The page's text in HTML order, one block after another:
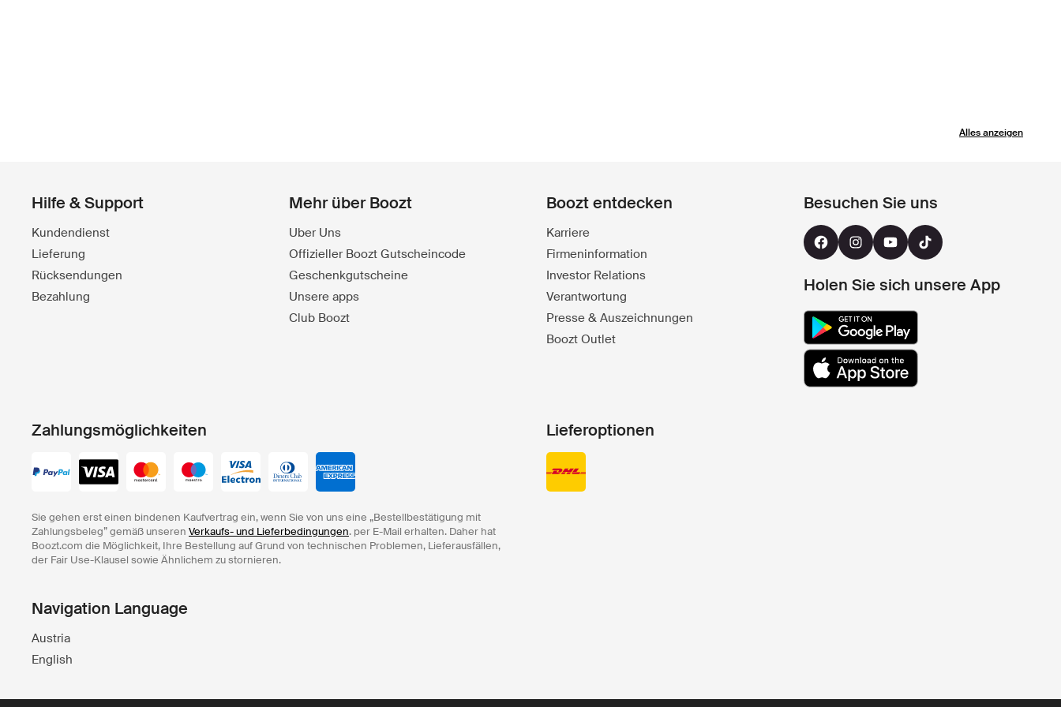
Alles anzeigen
Hilfe & Support
Kundendienst
Lieferung
Rücksendungen
Bezahlung
Mehr über Boozt
Uber Uns
Offizieller Boozt Gutscheincode
Geschenkgutscheine
Unsere apps
Club Boozt
Boozt entdecken
Karriere
Firmeninformation
Investor Relations
Verantwortung
Presse & Auszeichnungen
Boozt Outlet
Besuchen Sie uns
Holen Sie sich unsere App
Zahlungsmöglichkeiten
Sie gehen erst einen bindenen Kaufvertrag ein, wenn Sie von uns eine „Bestellbestätigung mit
Zahlungsbeleg” gemäß unseren Verkaufs- und Lieferbedingungen. per E-Mail erhalten. Daher hat
Boozt.com die Möglichkeit, Ihre Bestellung auf Grund von technischen Problemen, Lieferausfällen,
der Fair Use-Klausel sowie Ähnlichem zu stornieren.
Lieferoptionen
Navigation Language
Austria
English